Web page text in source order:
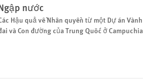
nước
Hậu quả về Nhân quyền từ một Dự án Vành
và Con đường của Trung Quốc ở Campuchia